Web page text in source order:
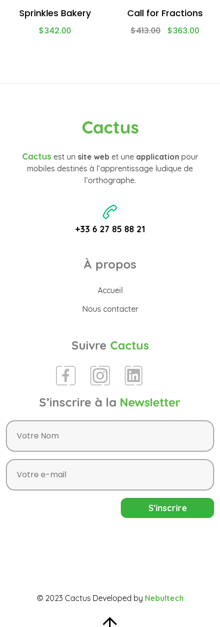
Sprinkles Bakery
$342.00
Call for Fractions
$413.00 $363.00
Cactus
Cactus est un site web et une application pour
mobiles destinés à l’apprentissage ludique de
l’orthographe.
+33 6 27 85 88 21
À propos
Accueil
Nous contacter
Suivre Cactus
S’inscrire à la Newsletter
© 2023 Cactus Developed by Nebultech